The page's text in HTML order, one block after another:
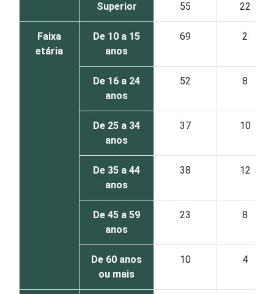
Superior 55 22
Faixa
etária
De 10 a 15
anos
69 2
De 16 a 24
anos
52 8
De 25 a 34
anos
37 10
De 35 a 44
anos
38 12
De 45 a 59
anos
23 8
De 60 anos
ou mais
10 4